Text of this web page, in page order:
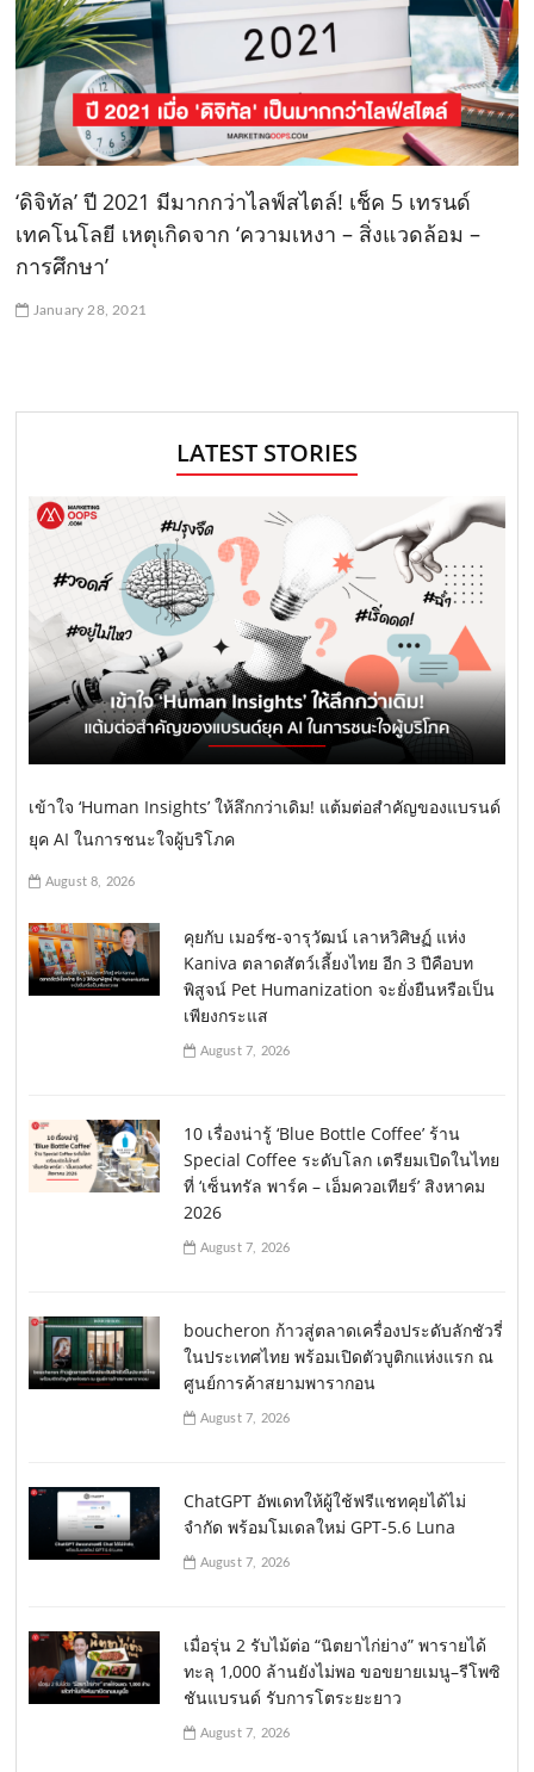
‘ดิจิทัล’ ปี 2021 มีมากกว่าไลฟ์สไตล์! เช็ค 5 เทรนด์
เทคโนโลยี เหตุเกิดจาก ‘ความเหงา – สิ่งแวดล้อม –
การศึกษา’
January 28, 2021
LATEST STORIES
เข้าใจ ‘Human Insights’ ให้ลึกกว่าเดิม! แต้มต่อสำคัญของแบรนด์
ยุค AI ในการชนะใจผู้บริโภค
August 8, 2026
คุยกับ เมอร์ซ-จารุวัฒน์ เลาหวิศิษฏ์ แห่ง
Kaniva ตลาดสัตว์เลี้ยงไทย อีก 3 ปีคือบท
พิสูจน์ Pet Humanization จะยั่งยืนหรือเป็น
เพียงกระแส
August 7, 2026
10 เรื่องน่ารู้ ‘Blue Bottle Coffee’ ร้าน
Special Coffee ระดับโลก เตรียมเปิดในไทย
ที่ ‘เซ็นทรัล พาร์ค – เอ็มควอเทียร์’ สิงหาคม
2026
August 7, 2026
boucheron ก้าวสู่ตลาดเครื่องประดับลักชัวรี่
ในประเทศไทย พร้อมเปิดตัวบูติกแห่งแรก ณ
ศูนย์การค้าสยามพารากอน
August 7, 2026
ChatGPT อัพเดทให้ผู้ใช้ฟรีแชทคุยได้ไม่
จำกัด พร้อมโมเดลใหม่ GPT-5.6 Luna
August 7, 2026
เมื่อรุ่น 2 รับไม้ต่อ “นิตยาไก่ย่าง” พารายได้
ทะลุ 1,000 ล้านยังไม่พอ ขอขยายเมนู–รีโพซิ
ชันแบรนด์ รับการโตระยะยาว
August 7, 2026